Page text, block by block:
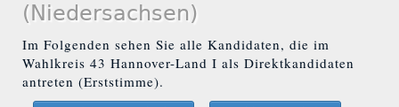
(Niedersachsen)
Im Folgenden sehen Sie alle Kandidaten, die im
Wahlkreis 43 Hannover-Land I als Direktkandidaten
antreten (Erststimme).